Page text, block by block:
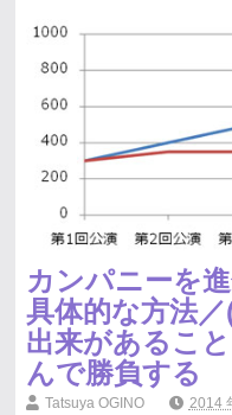
カンパニーを
具体的な方法
出来があるこ
んで勝負する
Tatsuya OGINO 2014